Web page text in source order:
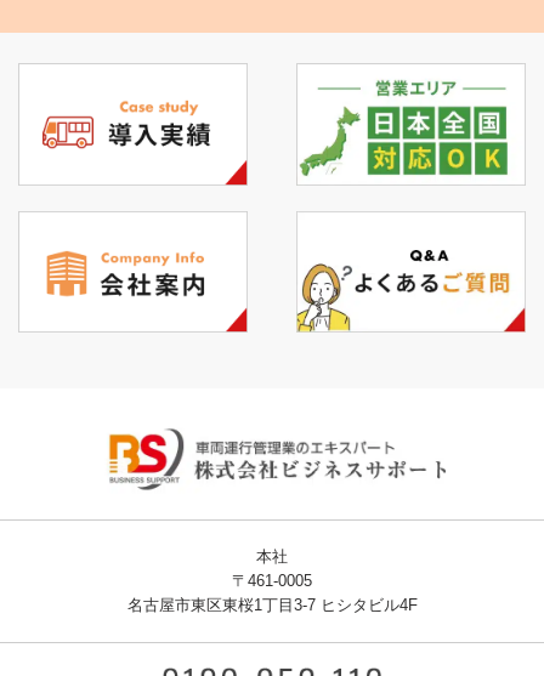
本社
〒461-0005
名古屋市東区東桜1丁目3-7 ヒシタビル4F